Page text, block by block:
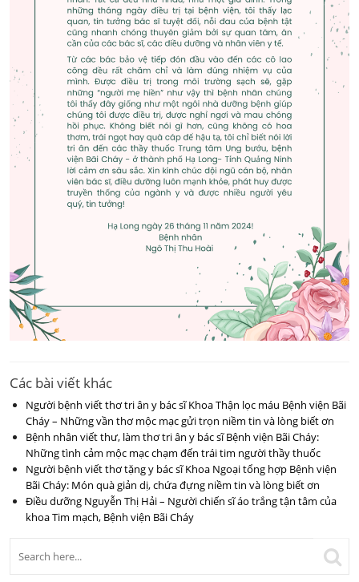
Các bài viết khác
Người bệnh viết thơ tri ân y bác sĩ Khoa Thận lọc máu Bệnh viện Bãi
Cháy – Những vần thơ mộc mạc gửi trọn niềm tin và lòng biết ơn
Bệnh nhân viết thư, làm thơ tri ân y bác sĩ Bệnh viện Bãi Cháy:
Những tình cảm mộc mạc chạm đến trái tim người thầy thuốc
Người bệnh viết thơ tặng y bác sĩ Khoa Ngoại tổng hợp Bệnh viện
Bãi Cháy: Món quà giản dị, chứa đựng niềm tin và lòng biết ơn
Điều dưỡng Nguyễn Thị Hải – Người chiến sĩ áo trắng tận tâm của
khoa Tim mạch, Bệnh viện Bãi Cháy